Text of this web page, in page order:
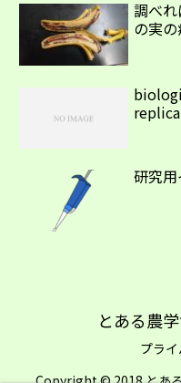
調べ
の実
研究
とある農
プラ